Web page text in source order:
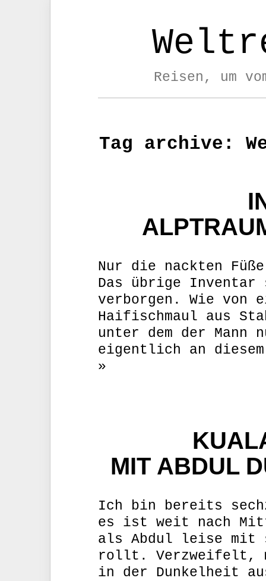
Reisen, um
Tag archive:
Nur die nackten
Das übrige Inventar
verborgen. Wie von
Haifischmaul aus
unter dem der
eigentlich an
»
MIT ABDUL
Ich bin bereits
es ist weit nach
als Abdul leise mit
rollt. Verzweifelt,
in der Dunkelheit